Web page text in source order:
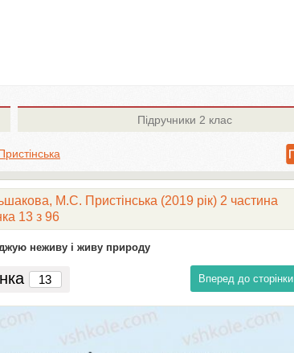
Підручники 2 клас
М.С. Пристінська (2019 рік) 2 частина
13 з 96
неживу і живу природу
Вперед до сторінки